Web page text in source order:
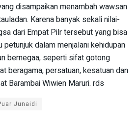
disampaikan menambah wawsan
Karena banyak sekali nilai-
dari Empat Pilr tersebut yang bisa
petunjuk dalam menjalani kehidupan
bernegaa, seperti sifat gotong
beragama, persatuan, kesatuan dan
Barambai Wiwien Maruri. rds
Junaidi